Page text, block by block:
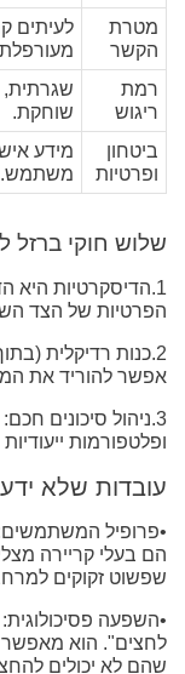
מטרת
הקשר
לעיתים
רמת
ריגוש
שגרתית,
שוחקת.
ביטחון
ופרטיות
מידע
משתמש.
שלוש חוקי ברזל
1.הדיסקרטיות
הפרטיות של הצד
2.כנות רדיקלית
אפשר להוריד את
3.ניהול סיכונים
ופלטפורמות
עובדות שלא
•פרופיל
הם בעלי קריירה
שפשוט זקוקים
•השפעה
לחצים". הוא
שהם לא יכולים